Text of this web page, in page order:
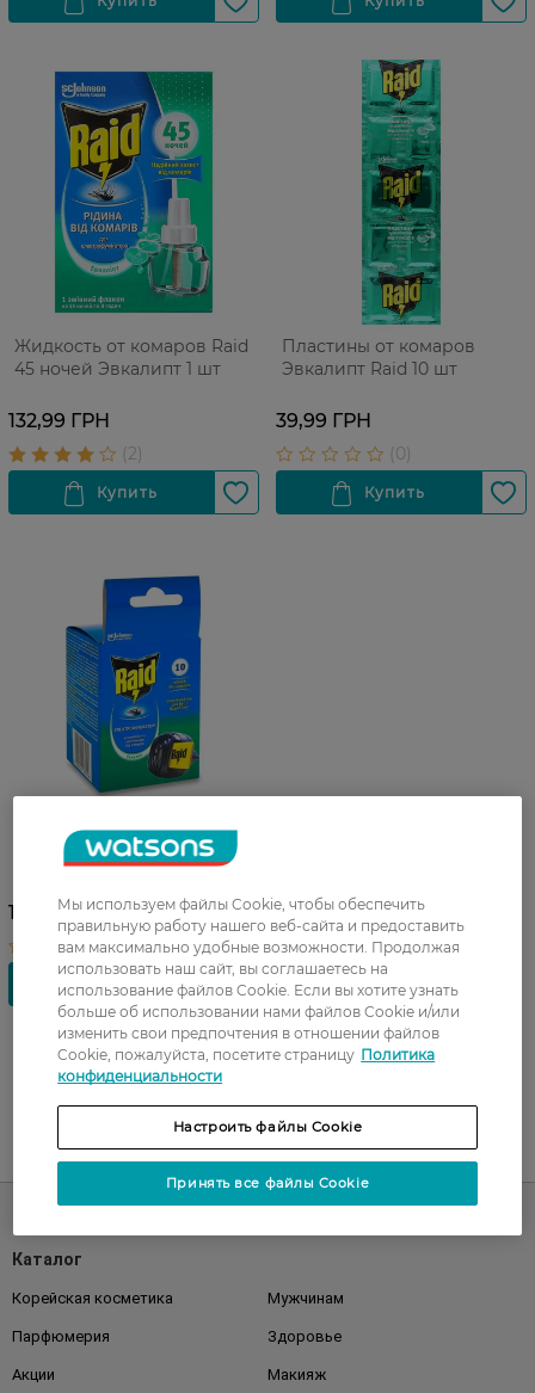
Жидкость от комаров Raid
45 ночей Эвкалипт 1 шт
132,99 ГРН
Пластины от комаров
Эвкалипт Raid 10 шт
39,99 ГРН
Электрофумигатор от
комаров Raid в комплекте с
132,99 ГРН
UA RU
Каталог
Корейская косметика Мужчинам
Парфюмерия Здоровье
Акции Макияж
Мы используем файлы Cookie, чтобы обеспечить
правильную работу нашего веб-сайта и предоставить
вам максимально удобные возможности. Продолжая
использовать наш сайт, вы соглашаетесь на
использование файлов Cookie. Если вы хотите узнать
больше об использовании нами файлов Cookie и/или
изменить свои предпочтения в отношении файлов
Cookie, пожалуйста, посетите страницу Политика
конфиденциальности
Настроить файлы Cookie
Принять все файлы Cookie